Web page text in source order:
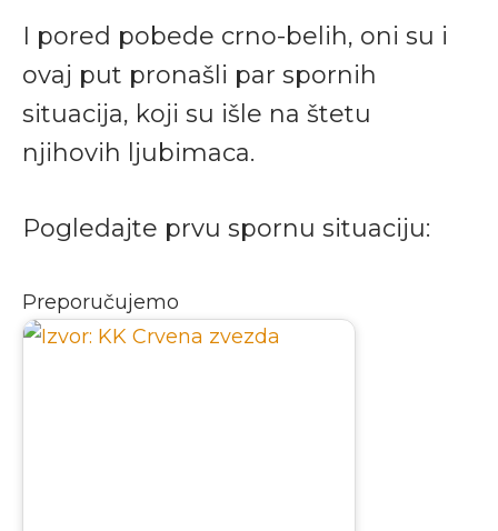
I pored pobede crno-belih, oni su i
ovaj put pronašli par spornih
situacija, koji su išle na štetu
njihovih ljubimaca.
Pogledajte prvu spornu situaciju:
Preporučujemo